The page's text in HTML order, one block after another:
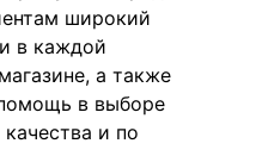
широкий
в каждой
а также
в выборе
и по